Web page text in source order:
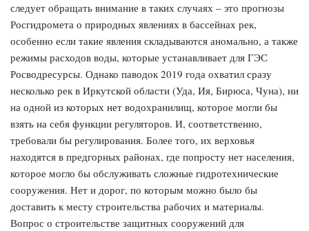
следует обращать внимание в таких случаях – это прогнозы
Росгидромета о природных явлениях в бассейнах рек,
особенно если такие явления складываются аномально, а также
режимы расходов воды, которые устанавливает для ГЭС
Росводресурсы. Однако паводок 2019 года охватил сразу
несколько рек в Иркутской области (Уда, Ия, Бирюса, Чуна), ни
на одной из которых нет водохранилищ, которое могли бы
взять на себя функции регуляторов. И, соответственно,
требовали бы регулирования. Более того, их верховья
находятся в предгорных районах, где попросту нет населения,
которое могло бы обслуживать сложные гидротехнические
сооружения. Нет и дорог, по которым можно было бы
доставить к месту строительства рабочих и материалы.
Вопрос о строительстве защитных сооружений для